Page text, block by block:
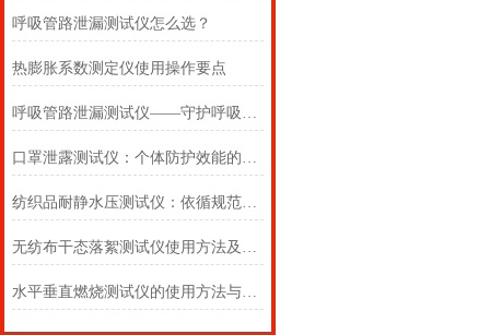
呼吸管路泄漏测试仪怎么选？
热膨胀系数测定仪使用操作要点
呼吸管路泄漏测试仪——守护呼吸类医疗器械安全的精密检测方案
口罩泄露测试仪：个体防护效能的科学评估仪器
纺织品耐静水压测试仪：依循规范，精准测防渗
无纺布干态落絮测试仪使用方法及注意事项详解
水平垂直燃烧测试仪的使用方法与注意事项